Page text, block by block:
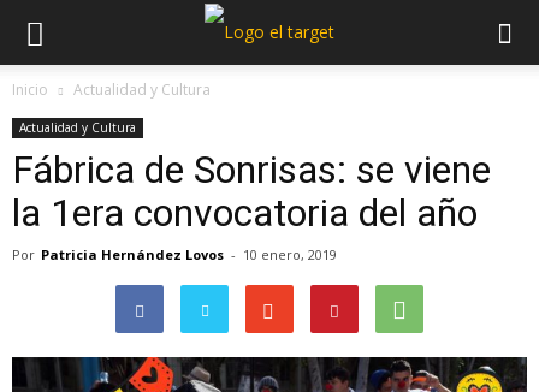
Inicio Actualidad y Cultura
Actualidad y Cultura
Fábrica de Sonrisas: se viene
la 1era convocatoria del año
Por Patricia Hernández Lovos - 10 enero, 2019